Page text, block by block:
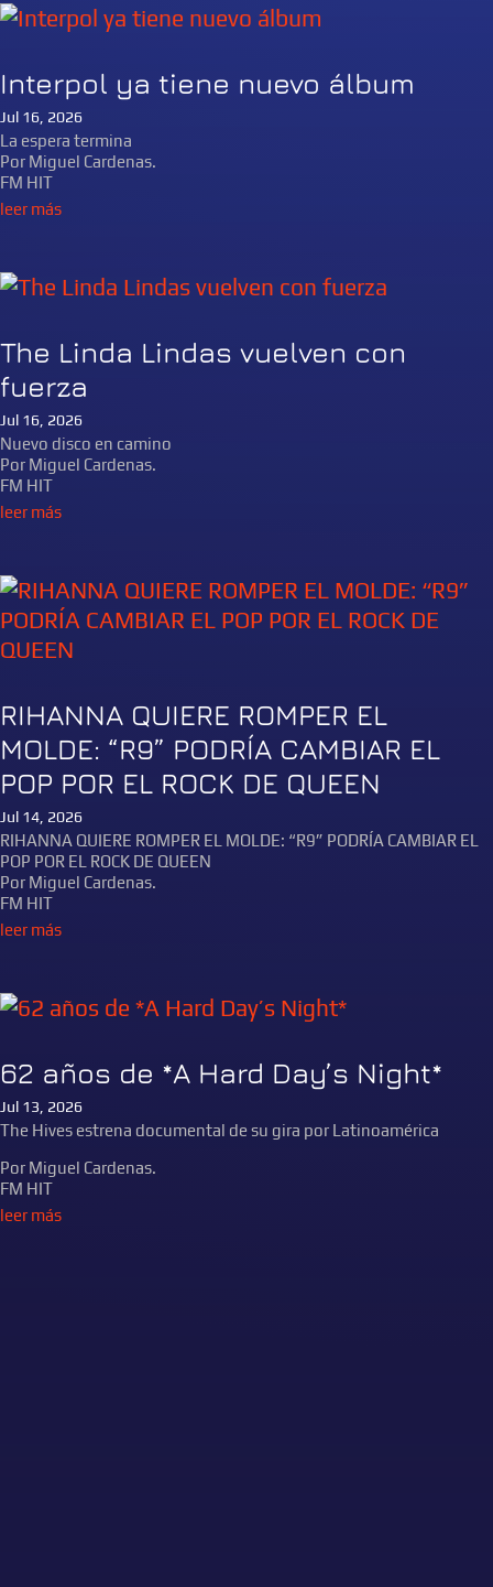
Interpol ya tiene nuevo álbum
Jul 16, 2026
La espera termina
Por Miguel Cardenas.
FM HIT
leer más
The Linda Lindas vuelven con
fuerza
Jul 16, 2026
Nuevo disco en camino
Por Miguel Cardenas.
FM HIT
leer más
RIHANNA QUIERE ROMPER EL
MOLDE: “R9” PODRÍA CAMBIAR EL
POP POR EL ROCK DE QUEEN
Jul 14, 2026
RIHANNA QUIERE ROMPER EL MOLDE: “R9” PODRÍA CAMBIAR EL
POP POR EL ROCK DE QUEEN
Por Miguel Cardenas.
FM HIT
leer más
62 años de *A Hard Day’s Night*
Jul 13, 2026
The Hives estrena documental de su gira por Latinoamérica
Por Miguel Cardenas.
FM HIT
leer más